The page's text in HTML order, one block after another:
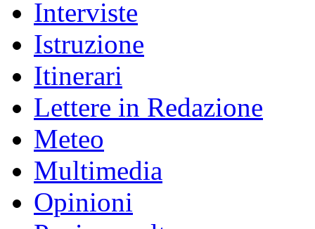
Interviste
Istruzione
Itinerari
Lettere in Redazione
Meteo
Multimedia
Opinioni